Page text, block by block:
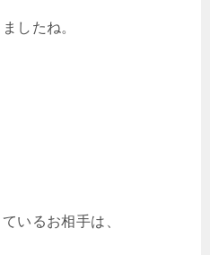
したね。
いるお相手は、